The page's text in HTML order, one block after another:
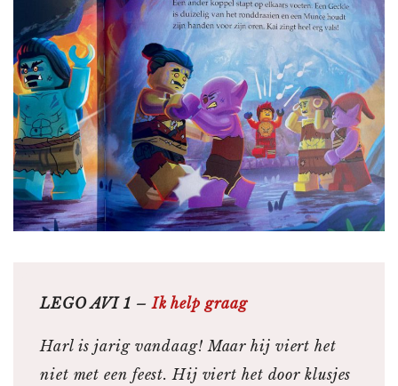
LEGO AVI 1 –Ik help graag
Harl is jarig vandaag! Maar hij viert het
niet met een feest. Hij viert het door klusjes